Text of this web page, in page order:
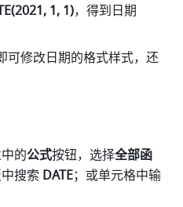
1, 1)
可修改日期的格式样式，还
的公式按钮，选择全部函
搜索 DATE；或单元格中输